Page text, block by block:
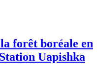
forêt boréale en
Uapishka